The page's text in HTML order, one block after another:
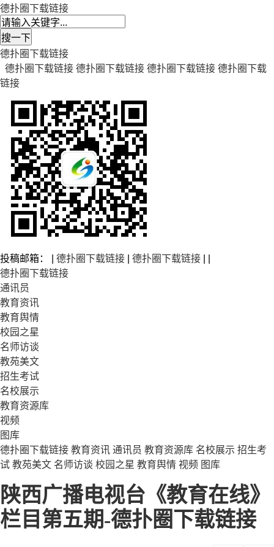
德扑圈下载链接
德扑圈下载链接
德扑圈下载链接 德扑圈下载链接 德扑圈下载链接 德扑圈下载
链接
投稿邮箱： | 德扑圈下载链接 德扑圈下载链接
德扑圈下载链接
通讯员
教育资讯
教育舆情
校园之星
名师访谈
教苑美文
招生考试
名校展示
教育资源库
视频
图库
德扑圈下载链接 教育资讯 通讯员 教育资源库 名校展示 招生考
试 教苑美文 名师访谈 校园之星 教育舆情 视频 图库
陕西广播电视台《教育在线》
栏目第五期-德扑圈下载链接